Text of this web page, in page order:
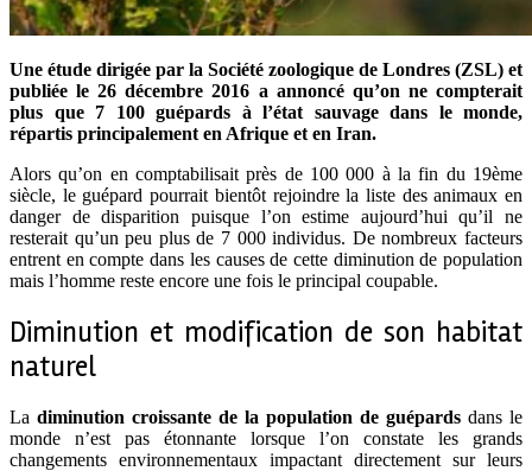
Une étude dirigée par la Société zoologique de Londres (ZSL) et
publiée le 26 décembre 2016 a annoncé qu’on ne compterait
plus que 7 100 guépards à l’état sauvage dans le monde,
répartis principalement en Afrique et en Iran.
Alors qu’on en comptabilisait près de 100 000 à la fin du 19ème
siècle, le guépard pourrait bientôt rejoindre la liste des animaux en
danger de disparition puisque l’on estime aujourd’hui qu’il ne
resterait qu’un peu plus de 7 000 individus. De nombreux facteurs
entrent en compte dans les causes de cette diminution de population
mais l’homme reste encore une fois le principal coupable.
Diminution et modification de son habitat
naturel
La diminution croissante de la population de guépards dans le
monde n’est pas étonnante lorsque l’on constate les grands
changements environnementaux impactant directement sur leurs